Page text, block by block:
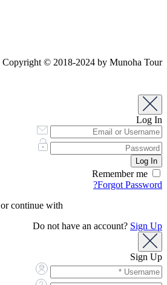
Copyright © 2018-2024 by Munoha Tour
Log In
Forgot Password?
or continue with
Do not have an account? Sign Up
Sign Up